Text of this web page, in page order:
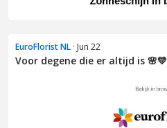
EuroFlorist NL · Jun 22
Voor degene die er altijd is 🌸💛